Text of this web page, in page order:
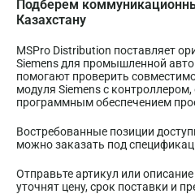
Подберем
Казахстану
MSPro Distribution поставляет
Siemens для промышленной
помогают проверить
модуля Siemens с
программным обеспечением
Востребованные позиции
можно заказать под
Отправьте артикул или
уточнят цену, срок поставки и